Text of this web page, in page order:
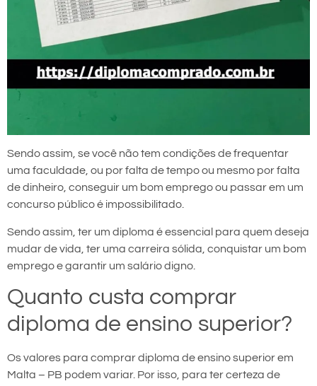
Sendo assim, se você não tem condições de frequentar
uma faculdade, ou por falta de tempo ou mesmo por falta
de dinheiro, conseguir um bom emprego ou passar em um
concurso público é impossibilitado.
Sendo assim, ter um diploma é essencial para quem deseja
mudar de vida, ter uma carreira sólida, conquistar um bom
emprego e garantir um salário digno.
Quanto custa comprar
diploma de ensino superior?
Os valores para comprar diploma de ensino superior em
Malta – PB podem variar. Por isso, para ter certeza de